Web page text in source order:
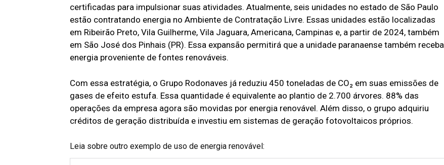
certificadas para impulsionar suas atividades. Atualmente, seis unidades no estado de São Paulo
estão contratando energia no Ambiente de Contratação Livre. Essas unidades estão localizadas
em Ribeirão Preto, Vila Guilherme, Vila Jaguara, Americana, Campinas e, a partir de 2024, também
em São José dos Pinhais (PR). Essa expansão permitirá que a unidade paranaense também receba
energia proveniente de fontes renováveis.
Com essa estratégia, o Grupo Rodonaves já reduziu 450 toneladas de CO₂ em suas emissões de
gases de efeito estufa. Essa quantidade é equivalente ao plantio de 2.700 árvores. 88% das
operações da empresa agora são movidas por energia renovável. Além disso, o grupo adquiriu
créditos de geração distribuída e investiu em sistemas de geração fotovoltaicos próprios.
Leia sobre outro exemplo de uso de energia renovável: